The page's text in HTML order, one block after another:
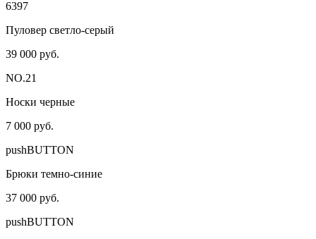
6397
Пуловер светло-серый
39 000 руб.
NO.21
Носки черные
7 000 руб.
pushBUTTON
Брюки темно-синие
37 000 руб.
pushBUTTON